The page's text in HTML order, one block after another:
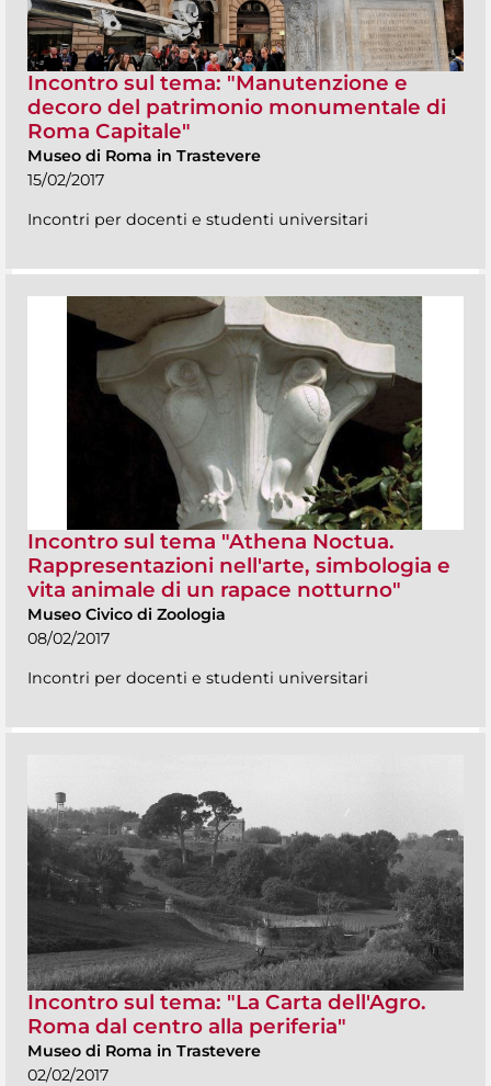
Incontro sul tema: "Manutenzione e
decoro del patrimonio monumentale di
Roma Capitale"
Museo di Roma in Trastevere
15/02/2017
Incontri per docenti e studenti universitari
Incontro sul tema "Athena Noctua.
Rappresentazioni nell'arte, simbologia e
vita animale di un rapace notturno"
Museo Civico di Zoologia
08/02/2017
Incontri per docenti e studenti universitari
Incontro sul tema: "La Carta dell'Agro.
Roma dal centro alla periferia"
Museo di Roma in Trastevere
02/02/2017